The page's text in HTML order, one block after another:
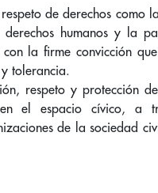
de derechos
derechos humanos y la
la firme convicción
tolerancia.
respeto y protección
el espacio cívico, a
de la sociedad